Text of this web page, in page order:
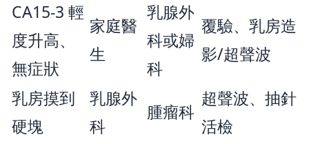
CA15-3 輕
度升高、
無症狀
家庭醫
生
乳腺外
科或婦
科
覆驗、乳房造
影/超聲波
乳房摸到
硬塊
乳腺外
科
腫瘤科
超聲波、抽針
活檢